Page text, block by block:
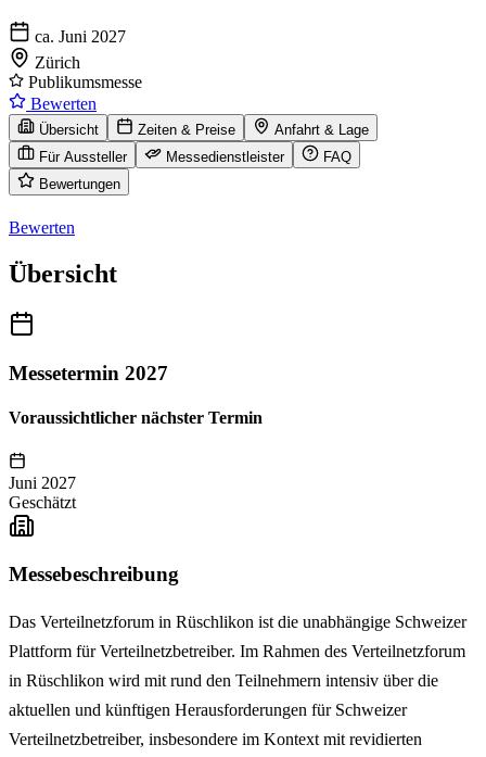
ca. Juni 2027
Zürich
Publikumsmesse
Bewerten
Übersicht Zeiten & Preise
Anfahrt & Lage
Für Aussteller
Messedienstleister
FAQ
Bewertungen
Bewerten
Übersicht
Messetermin 2027
Voraussichtlicher nächster Termin
Juni 2027
Geschätzt
Messebeschreibung
Das Verteilnetzforum in Rüschlikon ist die unabhängige Schweizer
Plattform für Verteilnetzbetreiber. Im Rahmen des Verteilnetzforum
in Rüschlikon wird mit rund den Teilnehmern intensiv über die
aktuellen und künftigen Herausforderungen für Schweizer
Verteilnetzbetreiber, insbesondere im Kontext mit revidierten